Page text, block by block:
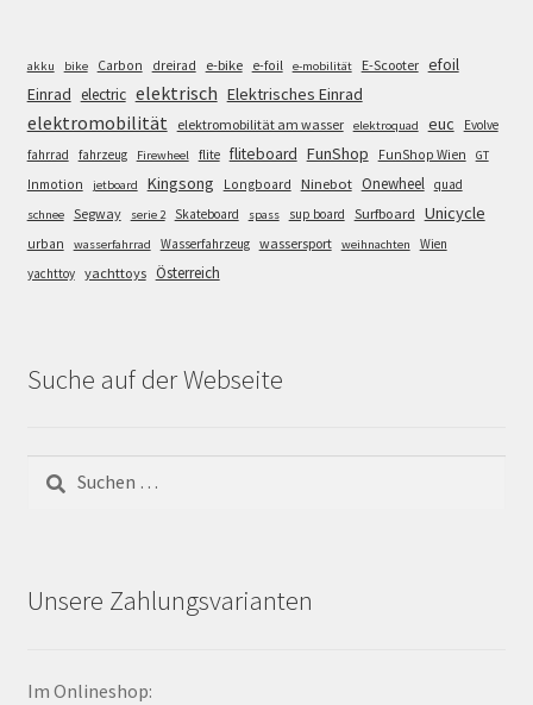
akku bike Carbon dreirad e-bike e-foil e-mobilität E-Scooter efoil
Einrad electric elektrisch Elektrisches Einrad
elektromobilität elektromobilität am wasser elektroquad euc
Evolve
fahrrad
fahrzeug Firewheel flite fliteboard FunShop FunShop Wien GT
Inmotion jetboard Kingsong Longboard Ninebot Onewheel quad
schnee Segway serie 2 Skateboard spass sup board Surfboard Unicycle
urban wasserfahrrad Wasserfahrzeug wassersport weihnachten
Wien
yachttoy yachttoys Österreich
Suche auf der Webseite
Suchen
nach:
Unsere Zahlungsvarianten
Im Onlineshop: